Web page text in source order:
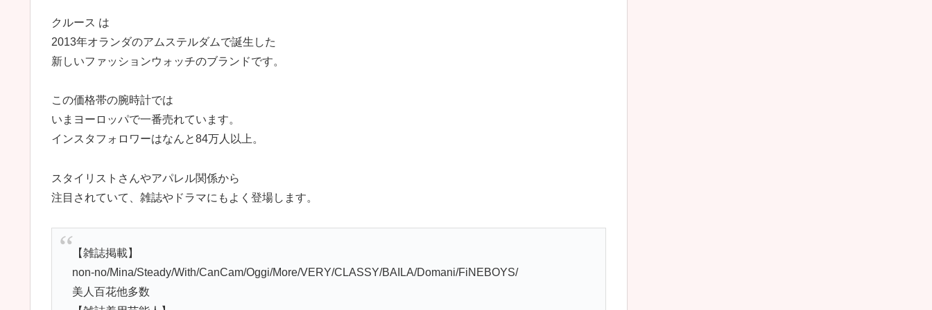
クルース は
2013年オランダのアムステルダムで誕生した
新しいファッションウォッチのブランドです。
この価格帯の腕時計では
いまヨーロッパで一番売れています。
インスタフォロワーはなんと84万人以上。
スタイリストさんやアパレル関係から
注目されていて、雑誌やドラマにもよく登場します。
【雑誌掲載】
non-no/Mina/Steady/With/CanCam/Oggi/More/VERY/CLASSY/BAILA/Domani/FiNEBOYS/
美人百花他多数